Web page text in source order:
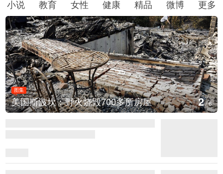
小说
教育 女性 健康 精品 微博 更多
图集
美国斯波坎：野火烧毁700多所房屋 2/6